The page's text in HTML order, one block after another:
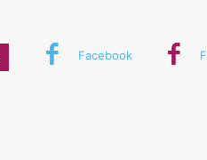
Facebook